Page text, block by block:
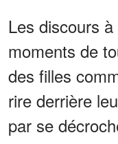
Les discours
moments de
des filles
rire derrière
par se